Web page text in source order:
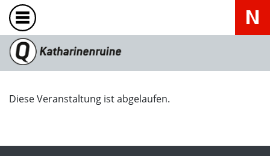
Diese Veranstaltung ist abgelaufen.